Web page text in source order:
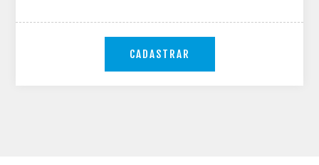
CADASTRAR